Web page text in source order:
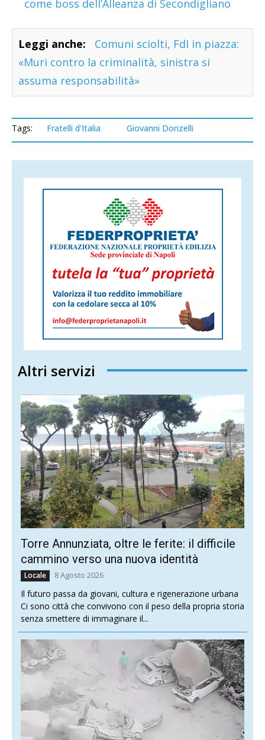
come boss dell’Alleanza di Secondigliano
Leggi anche:
Comuni sciolti, FdI in piazza:
«Muri contro la criminalità, sinistra si
assuma responsabilità»
Tags: Fratelli d'Italia Giovanni Donzelli
Altri servizi
Torre Annunziata, oltre le ferite: il difficile
cammino verso una nuova identità
Locale 8 Agosto 2026
Il futuro passa da giovani, cultura e rigenerazione urbana
Ci sono città che convivono con il peso della propria storia
senza smettere di immaginare il...